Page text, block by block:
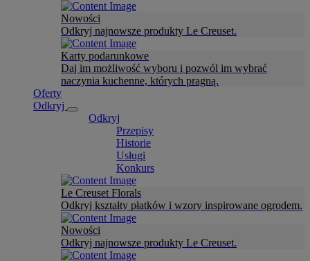
Nowości
Odkryj najnowsze produkty Le Creuset.
Karty podarunkowe
Daj im możliwość wyboru i pozwól im wybrać
naczynia kuchenne, których pragną.
Oferty
Odkryj
Odkryj
Przepisy
Historie
Usługi
Konkurs
Le Creuset Florals
Odkryj kształty płatków i wzory inspirowane ogrodem.
Nowości
Odkryj najnowsze produkty Le Creuset.